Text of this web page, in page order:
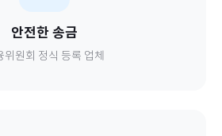
안전한 송금
위원회 정식 등록 업체